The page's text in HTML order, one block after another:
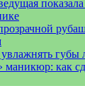
губы
как